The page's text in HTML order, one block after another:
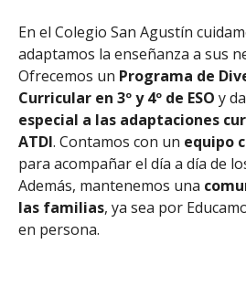
En el Colegio San Agustín
adaptamos la enseñanza a sus
Ofrecemos un Programa de
Curricular en 3º y 4º de ESO y
especial a las adaptaciones
ATDI. Contamos con un equipo
para acompañar el día a día de
Además, mantenemos una
las familias, ya sea por
en persona.